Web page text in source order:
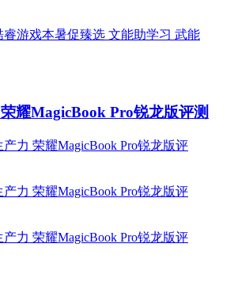
耀MagicBook Pro锐龙版评测